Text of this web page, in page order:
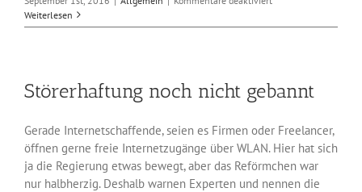
Millionen
Weiterlesen
Störerhaftung noch nicht gebannt
Gerade Internetschaffende, seien es Firmen oder Freelancer,
öffnen gerne freie Internetzugänge über WLAN. Hier hat sich
ja die Regierung etwas bewegt, aber das Reförmchen war
nur halbherzig. Deshalb warnen Experten und nennen die